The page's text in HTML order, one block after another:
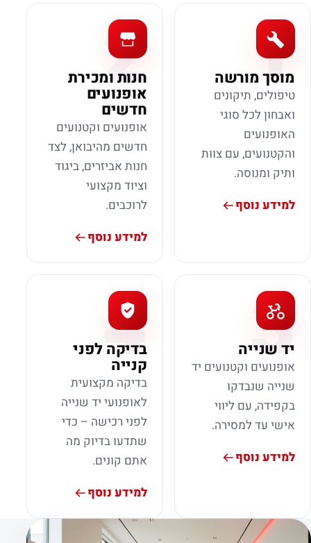
1
מוסך מורשה
טיפולים, תיקונים
ואבחון לכל סוגי
האופנועים
והקטנועים, עם צוות
ותיק ומנוסה.
למידע נוסף
2
חנות ומכירת
אופנועים
חדשים
אופנועים וקטנועים
חדשים מהיבואן, לצד
חנות אביזרים, ביגוד
וציוד מקצועי
לרוכבים.
למידע נוסף
3
יד שנייה
אופנועים וקטנועים יד
שנייה שנבדקו
בקפידה, עם ליווי
אישי עד למסירה.
למידע נוסף
4
בדיקה לפני
קנייה
בדיקה מקצועית
לאופנועי יד שנייה
לפני רכישה – כדי
שתדעו בדיוק מה
אתם קונים.
למידע נוסף